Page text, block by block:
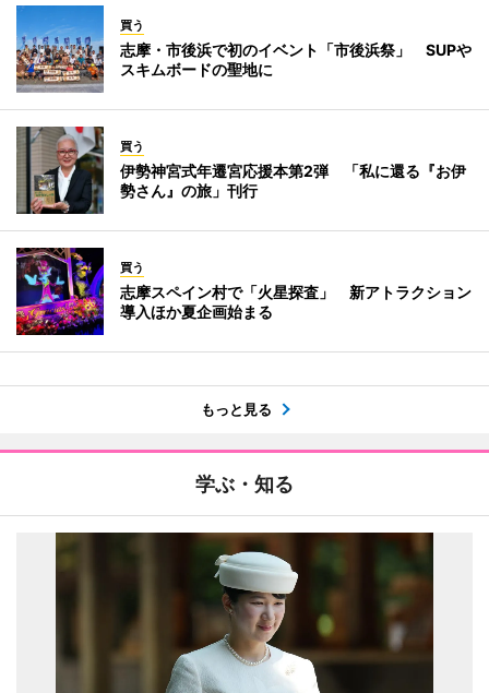
買う
志摩・市後浜で初のイベント「市後浜祭」 SUPや
スキムボードの聖地に
買う
伊勢神宮式年遷宮応援本第2弾 「私に還る『お伊
勢さん』の旅」刊行
買う
志摩スペイン村で「火星探査」 新アトラクション
導入ほか夏企画始まる
もっと見る
学ぶ・知る